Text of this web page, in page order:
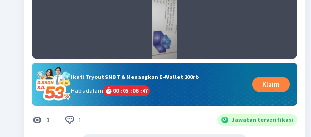
Ikuti Tryout SNBT & Menangkan E-Wallet 100rb
Habis dalam
00 :05 :06 :47
Klaim
1 1 Jawaban terverifikasi